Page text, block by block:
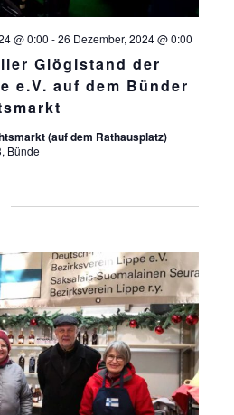
Glögistand der
e.V. auf dem Bünder
@ 0:00 -26 Dezember, 2024 @ 0:00
(auf dem Rathausplatz)
Bünde